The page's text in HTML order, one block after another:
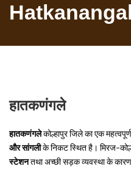
हातकणंगले
हातकणंगलेकोल्हापुर जिले का एक
और सांगलीके निकट स्थित है।
स्टेशनतथा अच्छी सड़क व्यवस्था के